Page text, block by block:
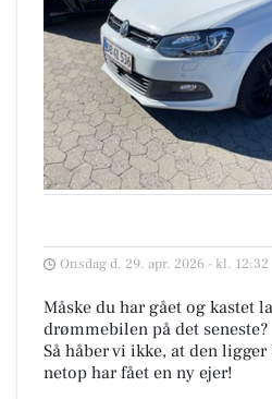
Onsdag d. 29. apr. 2026 - kl. 12:32
Måske du har gået og kastet
drømmebilen på det seneste?
Så håber vi ikke, at den
netop har fået en ny ejer!